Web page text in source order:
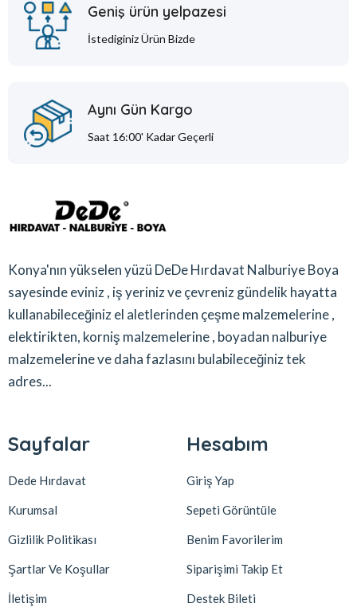
Geniş ürün yelpazesi
İstediginiz Ürün Bizde
Aynı Gün Kargo
Saat 16:00' Kadar Geçerli
Konya'nın yükselen yüzü DeDe Hırdavat Nalburiye Boya
sayesinde eviniz , iş yeriniz ve çevreniz gündelik hayatta
kullanabileceğiniz el aletlerinden çeşme malzemelerine ,
elektirikten, korniş malzemelerine , boyadan nalburiye
malzemelerine ve daha fazlasını bulabileceğiniz tek
adres...
Sayfalar
Dede Hırdavat
Kurumsal
Gizlilik Politikası
Şartlar Ve Koşullar
İletişim
Hesabım
Giriş Yap
Sepeti Görüntüle
Benim Favorilerim
Siparişimi Takip Et
Destek Bileti